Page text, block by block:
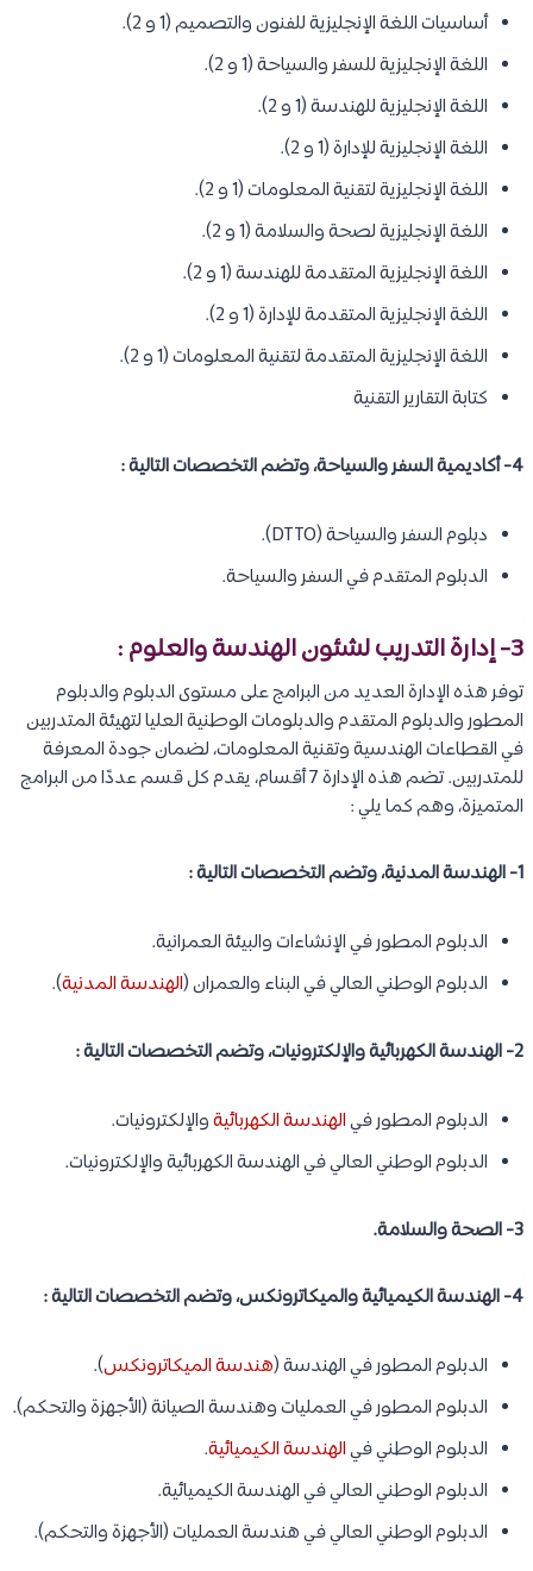
أساسيات اللغة الإنجليزية للفنون والتصميم (1 و 2).
اللغة الإنجليزية للسفر والسياحة (1 و 2).
اللغة الإنجليزية للهندسة (1 و 2).
اللغة الإنجليزية للإدارة (1 و 2).
اللغة الإنجليزية لتقنية المعلومات (1 و 2).
اللغة الإنجليزية لصحة والسلامة (1 و 2).
اللغة الإنجليزية المتقدمة للهندسة (1 و 2).
اللغة الإنجليزية المتقدمة للإدارة (1 و 2).
اللغة الإنجليزية المتقدمة لتقنية المعلومات (1 و 2).
كتابة التقارير التقنية
4- أكاديمية السفر والسياحة، وتضم التخصصات التالية :
دبلوم السفر والسياحة (DTTO).
الدبلوم المتقدم في السفر والسياحة.
3- إدارة التدريب لشئون الهندسة والعلوم :
توفر هذه الإدارة العديد من البرامج على مستوى الدبلوم والدبلوم
المطور والدبلوم المتقدم والدبلومات الوطنية العليا لتهيئة المتدربين
في القطاعات الهندسية وتقنية المعلومات، لضمان جودة المعرفة
للمتدربين. تضم هذه الإدارة 7 أقسام، يقدم كل قسم عددًا من البرامج
المتميزة، وهم كما يلي :
1- الهندسة المدنية، وتضم التخصصات التالية :
الدبلوم المطور في الإنشاءات والبيئة العمرانية.
الدبلوم الوطني العالي في البناء والعمران (الهندسة المدنية).
2- الهندسة الكهربائية والإلكترونيات، وتضم التخصصات التالية :
الدبلوم المطور فيالهندسة الكهربائيةوالإلكترونيات.
الدبلوم الوطني العالي في الهندسة الكهربائية والإلكترونيات.
3- الصحة والسلامة.
4- الهندسة الكيميائية والميكاترونكس، وتضم التخصصات التالية :
الدبلوم المطور في الهندسة (هندسة الميكاترونكس).
الدبلوم المطور في العمليات وهندسة الصيانة (الأجهزة والتحكم).
الدبلوم الوطني فيالهندسة الكيميائية.
الدبلوم الوطني العالي في الهندسة الكيميائية.
الدبلوم الوطني العالي في هندسة العمليات (الأجهزة والتحكم).